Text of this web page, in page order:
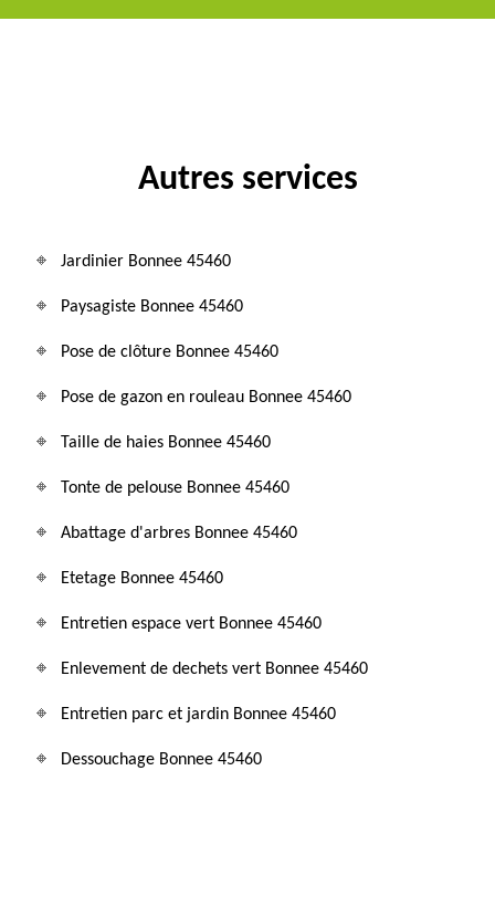
Autres services
Jardinier Bonnee 45460
Paysagiste Bonnee 45460
Pose de clôture Bonnee 45460
Pose de gazon en rouleau Bonnee 45460
Taille de haies Bonnee 45460
Tonte de pelouse Bonnee 45460
Abattage d'arbres Bonnee 45460
Etetage Bonnee 45460
Entretien espace vert Bonnee 45460
Enlevement de dechets vert Bonnee 45460
Entretien parc et jardin Bonnee 45460
Dessouchage Bonnee 45460